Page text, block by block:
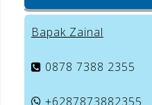
Bapak Zainal
0878 7388 2355
+6287873882355